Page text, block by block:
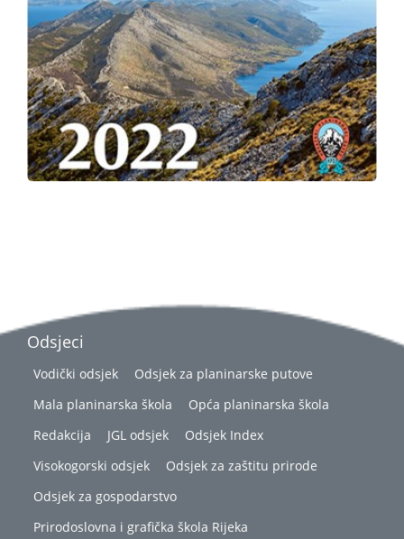
Odsjeci
Vodički odsjek
Odsjek za planinarske putove
Mala planinarska škola
Opća planinarska škola
Redakcija
JGL odsjek
Odsjek Index
Visokogorski odsjek
Odsjek za zaštitu prirode
Odsjek za gospodarstvo
Prirodoslovna i grafička škola Rijeka